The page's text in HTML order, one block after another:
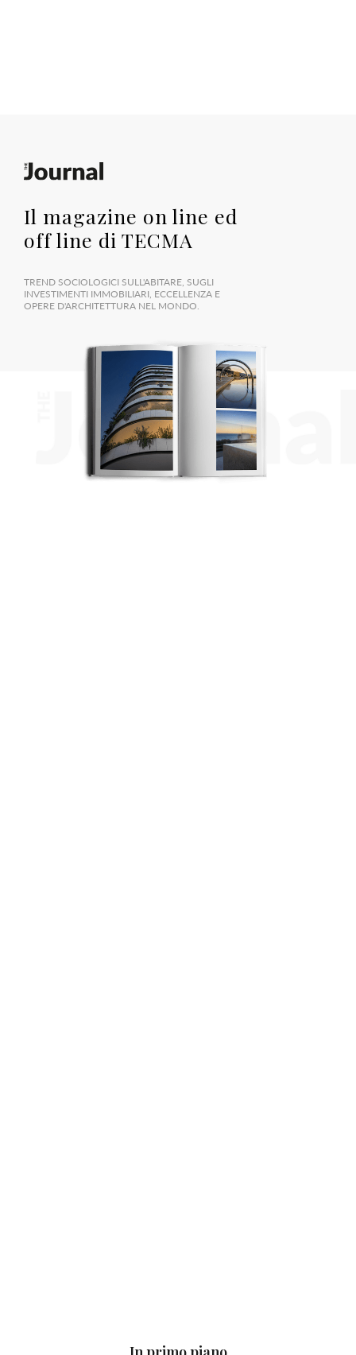
Il magazine on line ed
off line di TECMA
TREND SOCIOLOGICI SULL'ABITARE, SUGLI
INVESTIMENTI IMMOBILIARI, ECCELLENZA E
OPERE D'ARCHITETTURA NEL MONDO.